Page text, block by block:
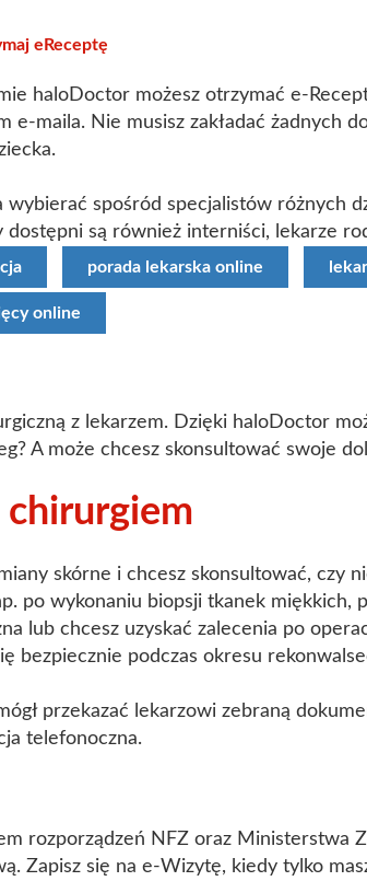
eReceptę
haloDoctor możesz otrzymać e-
e-maila. Nie musisz zakładać żadnych
spośród specjalistów różnych
dostępni są również interniści, lekarze
porada lekarska online
online
z lekarzem. Dzięki haloDoctor
A może chcesz skonsultować swoje
chirurgiem
skórne i chcesz skonsultować,
po wykonaniu biopsji tkanek
lub chcesz uzyskać zalecenia po
bezpiecznie podczas okresu
przekazać lekarzowi zebraną
telefonoczna.
rozporządzeń NFZ oraz Ministerstwa
Zapisz się na e-Wizytę, kiedy tylko